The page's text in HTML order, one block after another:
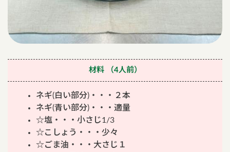
材料（4人前）
ネギ(白い部分)・・・２本
ネギ(青い部分)・・・適量
☆塩・・・小さじ1/3
☆こしょう・・・少々
☆ごま油・・・大さじ１